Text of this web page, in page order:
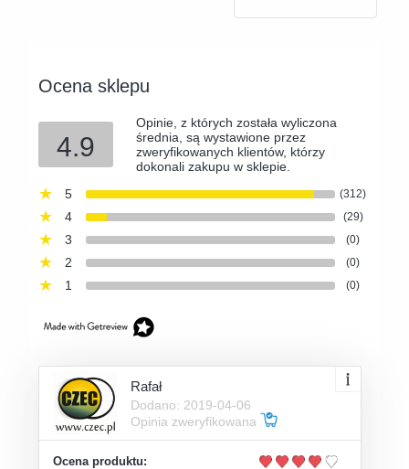
Ocena sklepu
4.9
Opinie, z których została wyliczona
średnia, są wystawione przez
zweryfikowanych klientów, którzy
dokonali zakupu w sklepie.
5
(312)
4 (29)
3 (0)
2 (0)
1 (0)
Rafał
Dodano: 2019-04-06
Opinia zweryfikowana
Ocena produktu: